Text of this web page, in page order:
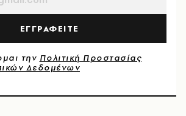
ΕΓΓΡΑΦΕΙΤΕ
την Πολιτική Προστασίας
Δεδομένων